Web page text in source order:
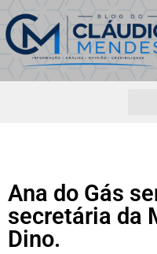
Ana do Gás
secretária da
Dino.